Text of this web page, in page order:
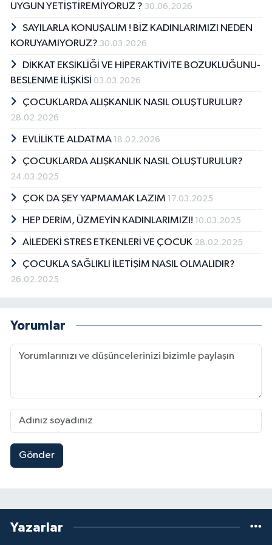
UYGUN YETİŞTİREMİYORUZ ? 30.06.2026
SAYILARLA KONUŞALIM ! BİZ KADINLARIMIZI NEDEN
KORUYAMIYORUZ? 30.03.2026
DİKKAT EKSİKLİĞİ VE HİPERAKTİVİTE BOZUKLUĞUNU-
BESLENME İLİŞKİSİ 03.03.2026
ÇOCUKLARDA ALIŞKANLIK NASIL OLUŞTURULUR?
28.02.2026
EVLİLİKTE ALDATMA 18.02.2026
ÇOCUKLARDA ALIŞKANLIK NASIL OLUŞTURULUR?
24.03.2025
ÇOK DA ŞEY YAPMAMAK LAZIM 17.03.2025
HEP DERİM, ÜZMEYİN KADINLARIMIZI! 10.03.2025
AİLEDEKİ STRES ETKENLERİ VE ÇOCUK 28.02.2025
ÇOCUKLA SAĞLIKLI İLETİŞİM NASIL OLMALIDIR?
26.02.2025
Yorumlar
Gönder
Yazarlar